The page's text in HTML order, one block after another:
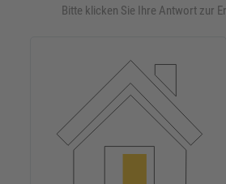
Bitte klicken Sie Ihre Antwort zur